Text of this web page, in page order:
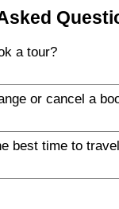
graag uit! Klik
mee op
a tour?
or cancel a
best time to